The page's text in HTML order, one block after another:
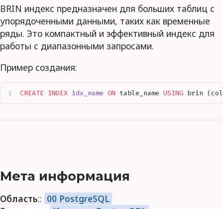
BRIN индекс предназначен для больших таблиц с
упорядоченными данными, таких как временные
ряды. Это компактный и эффективный индекс для
работы с диапазонными запросами.
Пример создания:
CREATE INDEX idx_name ON table_name USING brin
Мета информация
Область:: 00 PostgreSQL